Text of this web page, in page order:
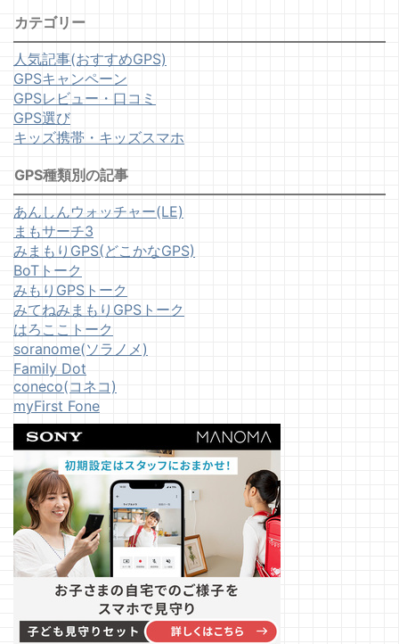
カテゴリー
人気記事(おすすめGPS)
GPSキャンペーン
GPSレビュー・口コミ
GPS選び
キッズ携帯・キッズスマホ
GPS種類別の記事
あんしんウォッチャー(LE)
まもサーチ3
みまもりGPS(どこかなGPS)
BoTトーク
みもりGPSトーク
みてねみまもりGPSトーク
はろここトーク
soranome(ソラノメ)
Family Dot
coneco(コネコ)
myFirst Fone